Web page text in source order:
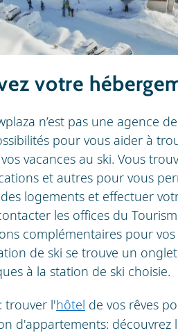
votre
n’est pas une agence
pour vous aider à
vacances au ski. Vous
et autres pour vous
logements et effectuer
les offices du
complémentaires pour
de ski se trouve un
à la station de ski choisie.
trouver l'hôtel de vos rêves
d'appartements: découvrez